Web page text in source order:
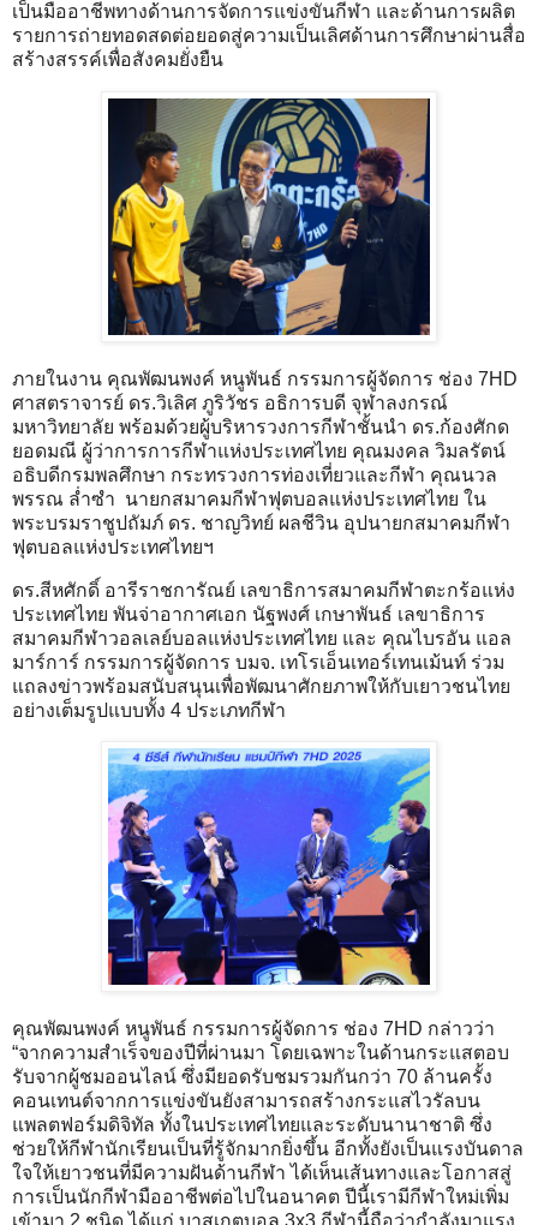
เป็นมืออาชีพทางด้านการจัดการแข่งขันกีฬา และด้านการผลิต
รายการถ่ายทอดสดต่อยอดสู่ความเป็นเลิศด้านการศึกษาผ่านสื่อ
สร้างสรรค์เพื่อสังคมยั่งยืน
ภายในงาน คุณพัฒนพงค์ หนูพันธ์ กรรมการผู้จัดการ ช่อง 7HD
ศาสตราจารย์ ดร.วิเลิศ ภูริวัชร อธิการบดี จุฬาลงกรณ์
มหาวิทยาลัย พร้อมด้วยผู้บริหารวงการกีฬาชั้นนำ ดร.ก้องศักด
ยอดมณี ผู้ว่าการการกีฬาแห่งประเทศไทย คุณมงคล วิมลรัตน์
อธิบดีกรมพลศึกษา กระทรวงการท่องเที่ยวและกีฬา คุณนวล
พรรณ ล่ำซำ นายกสมาคมกีฬาฟุตบอลแห่งประเทศไทย ใน
พระบรมราชูปถัมภ์ ดร. ชาญวิทย์ ผลชีวิน อุปนายกสมาคมกีฬา
ฟุตบอลแห่งประเทศไทยฯ
ดร.สีหศักดิ์ อารีราชการัณย์ เลขาธิการสมาคมกีฬาตะกร้อแห่ง
ประเทศไทย พันจ่าอากาศเอก นัฐพงศ์ เกษาพันธ์ เลขาธิการ
สมาคมกีฬาวอลเลย์บอลแห่งประเทศไทย และ คุณไบรอัน แอล
มาร์การ์ กรรมการผู้จัดการ บมจ. เทโรเอ็นเทอร์เทนเม้นท์ ร่วม
แถลงข่าวพร้อมสนับสนุนเพื่อพัฒนาศักยภาพให้กับเยาวชนไทย
อย่างเต็มรูปแบบทั้ง 4 ประเภทกีฬา
คุณพัฒนพงค์ หนูพันธ์ กรรมการผู้จัดการ ช่อง 7HD กล่าวว่า
“จากความสำเร็จของปีที่ผ่านมา โดยเฉพาะในด้านกระแสตอบ
รับจากผู้ชมออนไลน์ ซึ่งมียอดรับชมรวมกันกว่า 70 ล้านครั้ง
คอนเทนต์จากการแข่งขันยังสามารถสร้างกระแสไวรัลบน
แพลตฟอร์มดิจิทัล ทั้งในประเทศไทยและระดับนานาชาติ ซึ่ง
ช่วยให้กีฬานักเรียนเป็นที่รู้จักมากยิ่งขึ้น อีกทั้งยังเป็นแรงบันดาล
ใจให้เยาวชนที่มีความฝันด้านกีฬา ได้เห็นเส้นทางและโอกาสสู่
การเป็นนักกีฬามืออาชีพต่อไปในอนาคต ปีนี้เรามีกีฬาใหม่เพิ่ม